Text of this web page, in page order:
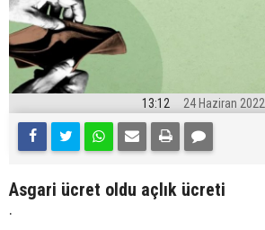
13:12 24 Haziran 2022
Asgari ücret oldu açlık ücreti
.